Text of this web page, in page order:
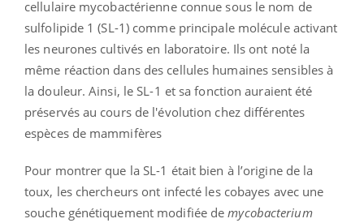
cellulaire mycobactérienne connue sous le nom de
sulfolipide 1 (SL-1) comme principale molécule activant
les neurones cultivés en laboratoire. Ils ont noté la
même réaction dans des cellules humaines sensibles à
la douleur. Ainsi, le SL-1 et sa fonction auraient été
préservés au cours de l'évolution chez différentes
espèces de mammifères
Pour montrer que la SL-1 était bien à l’origine de la
toux, les chercheurs ont infecté les cobayes avec une
souche génétiquement modifiée demycobacterium